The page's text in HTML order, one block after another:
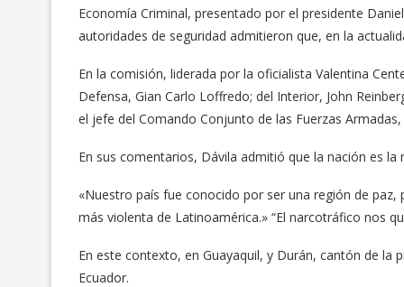
Economía Criminal, presentado por el presidente
autoridades de seguridad admitieron que, en la
En la comisión, liderada por la oficialista Valentina
Defensa, Gian Carlo Loffredo; del Interior, John
el jefe del Comando Conjunto de las Fuerzas Armadas,
En sus comentarios, Dávila admitió que la nación es
«Nuestro país fue conocido por ser una región de
más violenta de Latinoamérica.» “El narcotráfico nos
En este contexto, en Guayaquil, y Durán, cantón de la
Ecuador.